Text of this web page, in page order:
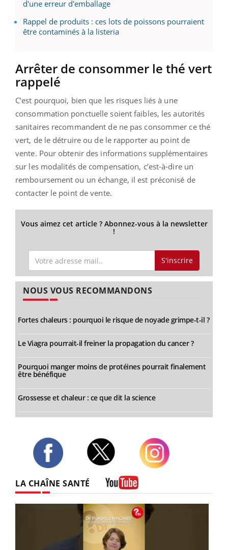
d'une erreur d'emballage
Rappel de produits : ces lots de poissons pourraient
être contaminés à la listeria
Arrêter de consommer le thé vert
rappelé
C’est pourquoi, bien que les risques liés à une
consommation ponctuelle soient faibles, les autorités
sanitaires recommandent de ne pas consommer ce thé
vert, de le détruire ou de le rapporter au point de
vente. Pour obtenir des informations supplémentaires
sur les modalités de compensation, c’est-à-dire un
remboursement ou un échange, il est préconisé de
contacter le point de vente.
Vous aimez cet article ? Abonnez-vous à la newsletter
!
S'inscrire
NOUS VOUS RECOMMANDONS
Fortes chaleurs : pourquoi le risque de noyade grimpe-t-il ?
Le Viagra pourrait-il freiner la propagation du cancer ?
Pourquoi manger moins de protéines pourrait finalement
être bénéfique
Grossesse et chaleur : ce que dit la science
LA CHAÎNE SANTÉ